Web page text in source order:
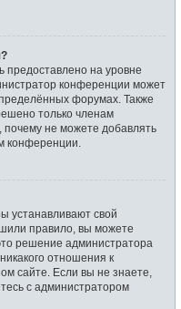
на уровне
конференции может
форумах. Также
только членам
не можете добавлять
конференции.
устанавливают свой
правило, вы можете
решение администратора
отношения к
сайте. Если вы не знаете,
с администратором